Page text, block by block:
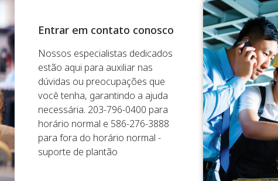
Entrar em contato conosco
Nossos especialistas dedicados
estão aqui para auxiliar nas
dúvidas ou preocupações que
você tenha, garantindo a ajuda
necessária. 203-796-0400 para
horário normal e 586-276-3888
para fora do horário normal -
suporte de plantão